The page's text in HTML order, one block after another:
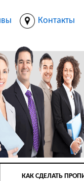
Контакты
КАК СДЕЛАТЬ